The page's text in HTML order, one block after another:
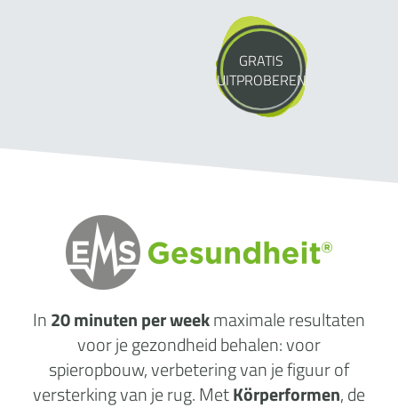
GRATIS
UITPROBEREN
In20 minuten per weekmaximaleresultaten
voor je gezondheid behalen: voor
spieropbouw, verbetering van je figuur of
versterking van je rug. MetKörperformen, de